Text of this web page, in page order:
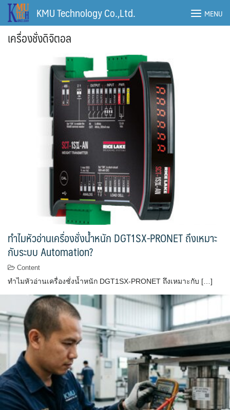
Skip
content
KMU Technology Co.,Ltd. MENU
เครื่องชั่งดิจิตอล
ทำไมหัวอ่านเครื่องชั่งน้ำหนัก DGT1SX-PRONET ถึงเหมาะ
กับระบบ Automation?
Content
ทำไมหัวอ่านเครื่องชั่งน้ำหนัก DGT1SX-PRONET ถึงเหมาะกับ […]